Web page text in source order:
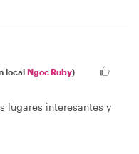
local Ngoc Ruby)
lugares interesantes y